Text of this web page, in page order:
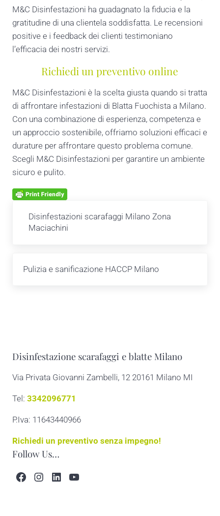
M&C Disinfestazioni ha guadagnato la fiducia e la
gratitudine di una clientela soddisfatta. Le recensioni
positive e i feedback dei clienti testimoniano
l’efficacia dei nostri servizi.
Richiedi un preventivo online
M&C Disinfestazioni è la scelta giusta quando si tratta
di affrontare infestazioni di Blatta Fuochista a Milano.
Con una combinazione di esperienza, competenza e
un approccio sostenibile, offriamo soluzioni efficaci e
durature per affrontare questo problema comune.
Scegli M&C Disinfestazioni per garantire un ambiente
sicuro e pulito.
Disinfestazioni scarafaggi Milano Zona
Maciachini
Pulizia e sanificazione HACCP Milano
Disinfestazione scarafaggi e blatte Milano
Via Privata Giovanni Zambelli, 12 20161 Milano MI
Tel: 3342096771
P.Iva: 11643440966
Richiedi un preventivo senza impegno!
Follow Us…
Facebook
Instagram
LinkedInYouTube